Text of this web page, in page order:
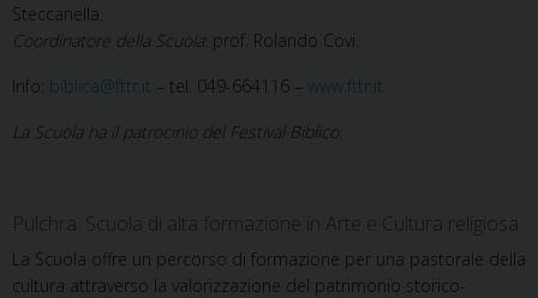
Steccanella.
Coordinatore della Scuola: prof. Rolando Covi.
Info: biblica@fttr.it – tel. 049-664116 – www.fttr.it
La Scuola ha il patrocinio del Festival Biblico.
Pulchra. Scuola di alta formazione in Arte e Cultura religiosa
La Scuola offre un percorso di formazione per una pastorale della
cultura attraverso la valorizzazione del patrimonio storico-